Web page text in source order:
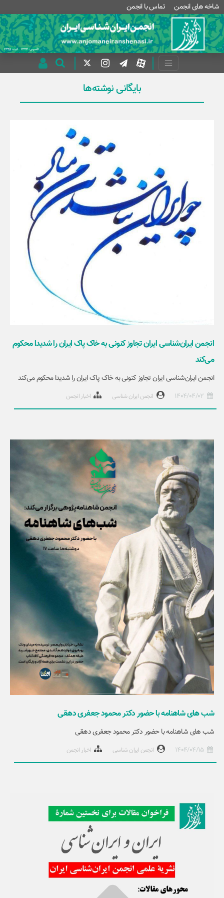
شاخه های انجمن تماس با انجمن
بایگانی نوشته‌ها
انجمن ایران‌شناسی ایران تجاوز کنونی به خاک پاک ایران را شدیدا محکوم
می‌کند
انجمن ایران‌شناسی ایران تجاوز کنونی به خاک پاک ایران را شدیدا محکوم می‌کند
انجمن ایران شناسی اخبار انجمن
شب های شاهنامه با حضور دکتر محمود جعفری دهقی
شب های شاهنامه با حضور دکتر محمود جعفری دهقی
انجمن ایران شناسی اخبار انجمن